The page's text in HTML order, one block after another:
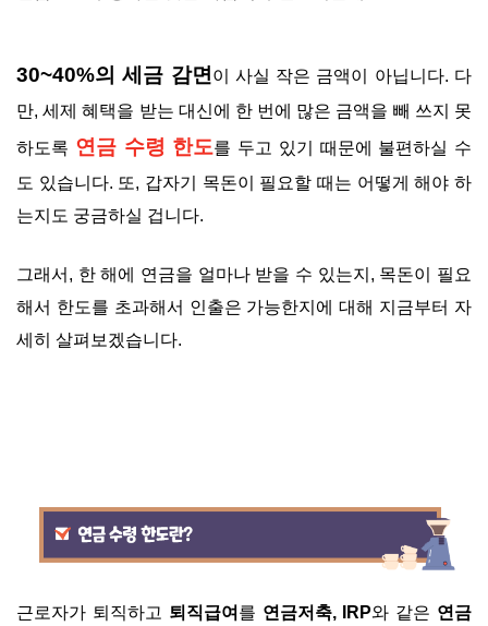
30~40%의 세금 감면이 사실 작은 금액이 아닙니다. 다
만, 세제 혜택을 받는 대신에 한 번에 많은 금액을 빼 쓰지 못
하도록 연금 수령 한도를 두고 있기 때문에 불편하실 수
도 있습니다. 또, 갑자기 목돈이 필요할 때는 어떻게 해야 하
는지도 궁금하실 겁니다.
그래서, 한 해에 연금을 얼마나 받을 수 있는지, 목돈이 필요
해서 한도를 초과해서 인출은 가능한지에 대해 지금부터 자
세히 살펴보겠습니다.
근로자가 퇴직하고 퇴직급여 를 연금저축, IRP와 같은 연금